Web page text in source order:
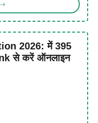
2026: में 395
से करें ऑनलाइन